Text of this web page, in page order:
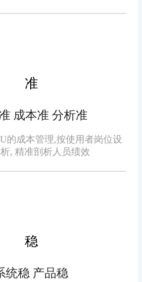
减少浪
业管理 4000 + 款配
某重型机械商家通过
适配太
“公路 + 铁路 +
冀、长三角地区，打
道对
单快速分配、物流信
空专线，可根据订单
一键生成对应面单格
准
成本准 分析准
的成本管理,按使用者岗位设
, 精准剖析人员绩效
稳
统稳 产品稳